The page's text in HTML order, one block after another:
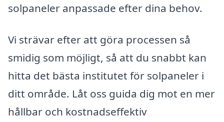
solpaneler anpassade efter dina behov.
Vi strävar efter att göra processen så
smidig som möjligt, så att du snabbt kan
hitta det bästa institutet för solpaneler i
ditt område. Låt oss guida dig mot en mer
hållbar och kostnadseffektiv